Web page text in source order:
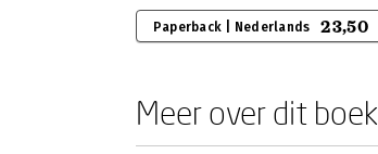
Paperback | Nederlands 23,50
Meer over dit boek